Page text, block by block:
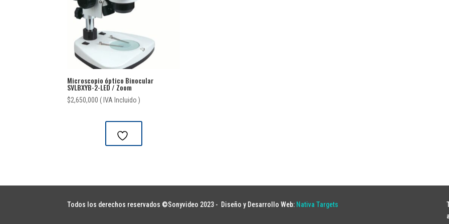
Microscopio óptico Binocular
SVLBXYB-2-LED / Zoom
$2,650,000 ( IVA Incluido )
Todos los derechos reservados ©Sonyvideo 2023 - Diseño y Desarrollo Web: Nativa Targets